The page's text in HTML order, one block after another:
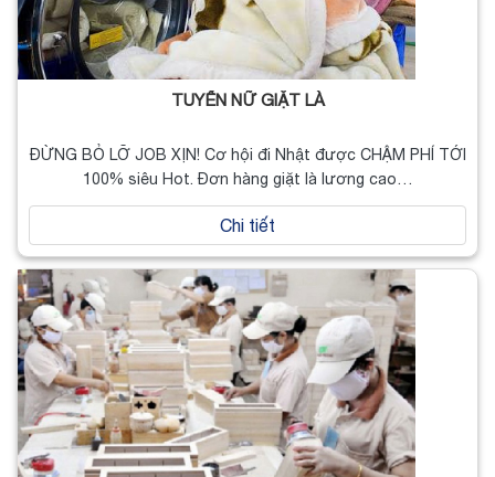
TUYỂN NỮ GIẶT LÀ
ĐỪNG BỎ LỠ JOB XỊN! Cơ hội đi Nhật được CHẬM PHÍ TỚI
100% siêu Hot. Đơn hàng giặt là lương cao…
Chi tiết